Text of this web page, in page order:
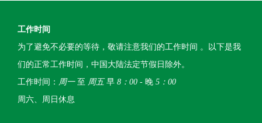
工作时间
为了避免不必要的等待，敬请注意我们的工作时间 。以下是我
们的正常工作时间，中国大陆法定节假日除外。
工作时间： 周一至 周五早 8：00 - 晚 5：00
周六、周日休息